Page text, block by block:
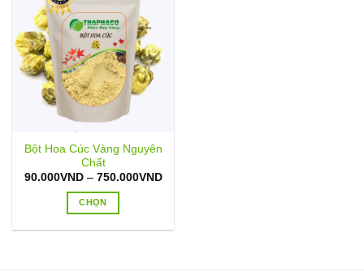
Bột Hoa Cúc Vàng Nguyên
Chất
90.000VND – 750.000VNDKhoảng
750.000VND
CHỌN